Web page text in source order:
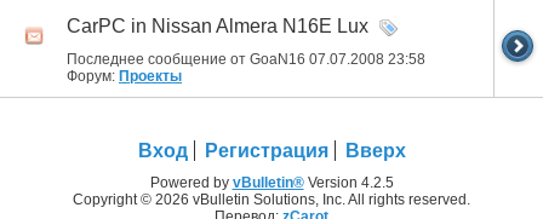
CarPC in Nissan Almera N16E Lux
Последнее сообщение от GoaN16 07.07.2008 23:58
Форум: Проекты
Вход Регистрация Вверх
Powered by vBulletin®Version 4.2.5
Copyright © 2026 vBulletin Solutions, Inc. All rights reserved.